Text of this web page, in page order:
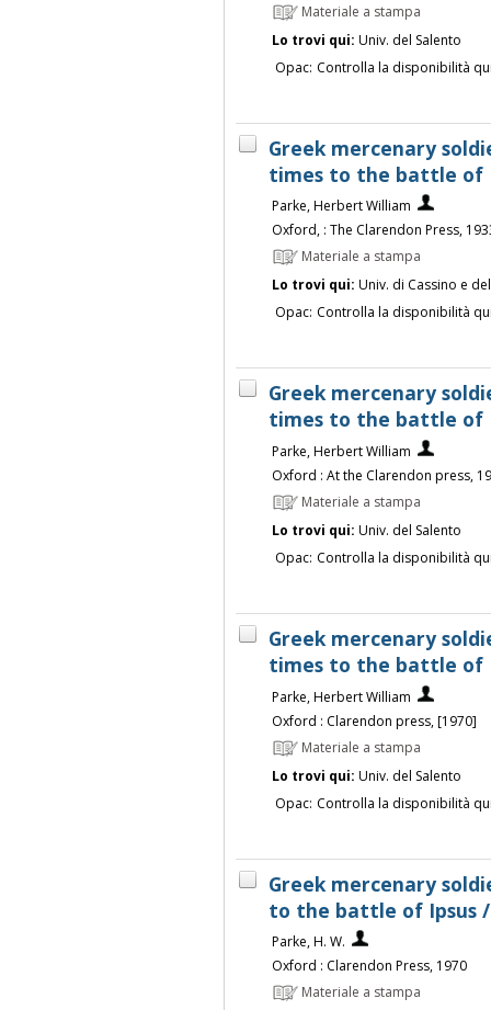
Materiale a stampa
Lo trovi qui: Univ. del Salento
Opac: Controlla la disponibilità
Greek mercenary
times to the battle of
Parke, Herbert William
Oxford, : The Clarendon Press,
Materiale a stampa
Lo trovi qui: Univ. di Cassino e
Opac: Controlla la disponibilità
Greek mercenary
times to the battle of
Parke, Herbert William
Oxford : At the Clarendon press,
Materiale a stampa
Lo trovi qui: Univ. del Salento
Opac: Controlla la disponibilità
Greek mercenary
times to the battle of
Parke, Herbert William
Oxford : Clarendon press, [1970]
Materiale a stampa
Lo trovi qui: Univ. del Salento
Opac: Controlla la disponibilità
Greek mercenary
to the battle of Ipsus /
Parke, H. W.
Oxford : Clarendon Press, 1970
Materiale a stampa